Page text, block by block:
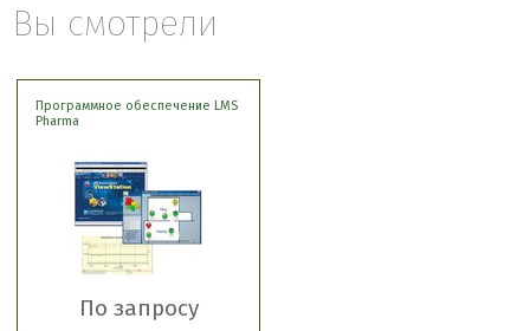
Вы смотрели
Программное обеспечение LMS
Pharma
По запросу